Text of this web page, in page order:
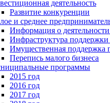
деятельность
Развитие конкуренции
и среднее
Информация о
Инфраструктура поддержки
Имущественная поддержка
Перепись малого бизнеса
программы
2015 год
2016 год
2017 год